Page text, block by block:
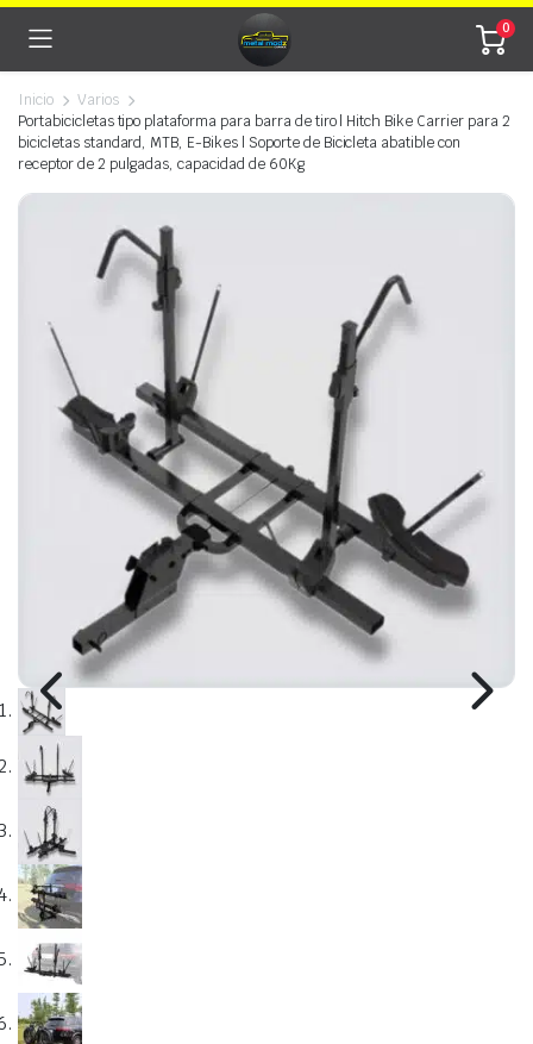
0
Inicio
Varios
Portabicicletas tipo plataforma para barra de tiro | Hitch Bike Carrier para 2
bicicletas standard, MTB, E-Bikes | Soporte de Bicicleta abatible con
receptor de 2 pulgadas, capacidad de 60Kg
Watch video